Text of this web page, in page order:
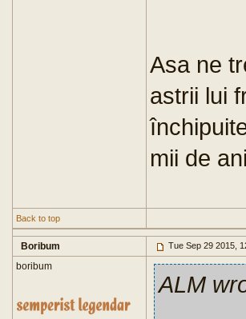
Asa ne
astrii lui
mii de
Back to top
Boribum Tue Sep 29 2015,
boribum
ALM